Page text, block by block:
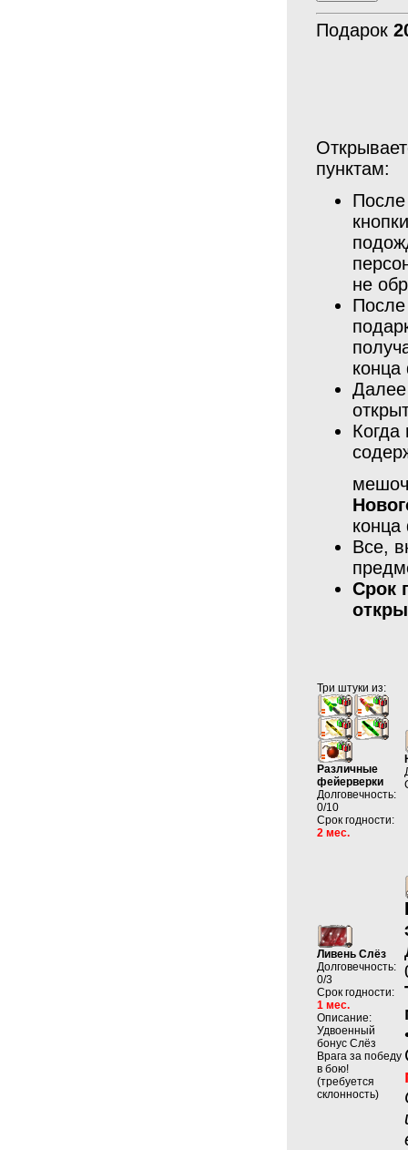
Подарок
пунктам:
После
не
После
Далее
Когда
Все,
Срок
Три штуки из:
Различные
фейерверки
Долговечность:
0/10
Срок годности:
2 мес.
Ливень Слёз
Долговечность:
0/3
Срок годности:
1 мес.
Описание:
Удвоенный
бонус Слёз
Врага за победу
в бою!
(требуется
склонность)